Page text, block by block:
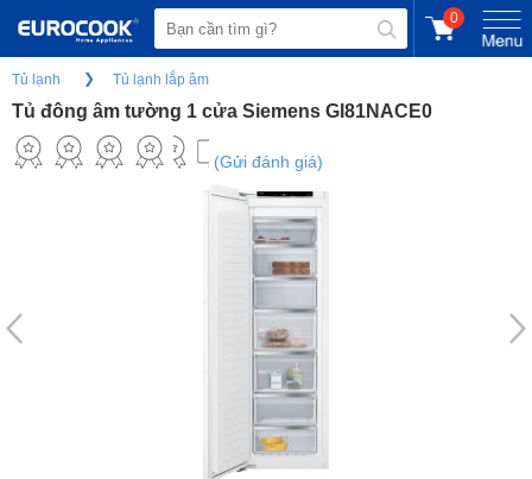
0
Tủ lạnh Tủ lạnh lắp âm
Tủ đông âm tường 1 cửa Siemens GI81NACE0
(Gửi đánh giá)